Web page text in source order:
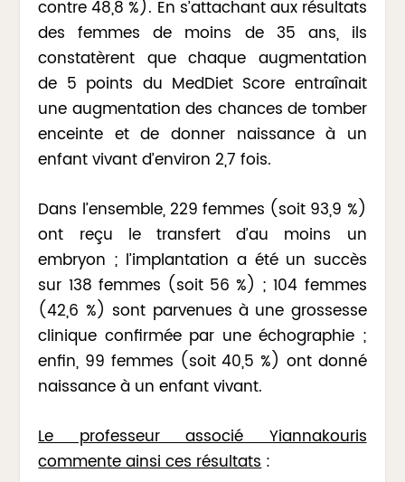
contre 48,8 %). En s’attachant aux résultats
des femmes de moins de 35 ans, ils
constatèrent que chaque augmentation
de 5 points du MedDiet Score entraînait
une augmentation des chances de tomber
enceinte et de donner naissance à un
enfant vivant d’environ 2,7 fois.
Dans l’ensemble, 229 femmes (soit 93,9 %)
ont reçu le transfert d’au moins un
embryon ; l’implantation a été un succès
sur 138 femmes (soit 56 %) ; 104 femmes
(42,6 %) sont parvenues à une grossesse
clinique confirmée par une échographie ;
enfin, 99 femmes (soit 40,5 %) ont donné
naissance à un enfant vivant.
Le professeur associé Yiannakouris
commente ainsi ces résultats: